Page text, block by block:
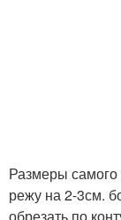
Размеры самого
режу на 2-3см.
обрезать по